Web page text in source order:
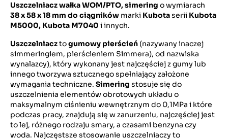
Uszczelniacz wałka WOM/PTO, simering o wymiarach
38x 58 x 18 mm do ciągników marki Kubotaserii Kubota
M5000, Kubota M7040 i innych.
Uszczelniacztogumowy pierścień (nazywany inaczej
simmeringiem, pierścieniem Simmera), od nazwiska
wynalazcy), który wykonany jest najczęściej z gumy lub
innego tworzywa sztucznego spełniający założone
wymagania techniczne. Simering stosuje się do
uszczelnienia elementów obrotowych układu o
maksymalnym ciśnieniu wewnętrznym do 0,1MPa i które
podczas pracy, znajdują się w zanurzeniu, najczęściej jest
to lej, różnego rodzaju smary, a czasami benzyna czy
woda. Najczęstsze stosowanie uszczelniaczy to